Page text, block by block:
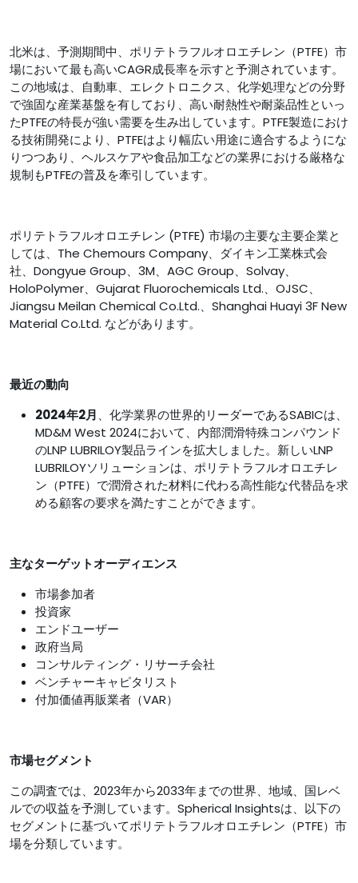
北米は、予測期間中、ポリテトラフルオロエチレン（PTFE）市
場において最も高いCAGR成長率を示すと予測されています。
この地域は、自動車、エレクトロニクス、化学処理などの分野
で強固な産業基盤を有しており、高い耐熱性や耐薬品性といっ
たPTFEの特長が強い需要を生み出しています。PTFE製造におけ
る技術開発により、PTFEはより幅広い用途に適合するようにな
りつつあり、ヘルスケアや食品加工などの業界における厳格な
規制もPTFEの普及を牽引しています。
ポリテトラフルオロエチレン (PTFE) 市場の主要な主要企業と
しては、The Chemours Company、ダイキン工業株式会
社、Dongyue Group、3M、AGC Group、Solvay、
HoloPolymer、Gujarat Fluorochemicals Ltd.、OJSC、
Jiangsu Meilan Chemical Co.Ltd.、Shanghai Huayi 3F New
Material Co.Ltd. などがあります。
最近の動向
2024年2月、化学業界の世界的リーダーであるSABICは、
MD&M West 2024において、内部潤滑特殊コンパウンド
のLNP LUBRILOY製品ラインを拡大しました。新しいLNP
LUBRILOYソリューションは、ポリテトラフルオロエチレ
ン（PTFE）で潤滑された材料に代わる高性能な代替品を求
める顧客の要求を満たすことができます。
主なターゲットオーディエンス
市場参加者
投資家
エンドユーザー
政府当局
コンサルティング・リサーチ会社
ベンチャーキャピタリスト
付加価値再販業者（VAR）
市場セグメント
この調査では、2023年から2033年までの世界、地域、国レベ
ルでの収益を予測しています。Spherical Insightsは、以下の
セグメントに基づいてポリテトラフルオロエチレン（PTFE）市
場を分類しています。